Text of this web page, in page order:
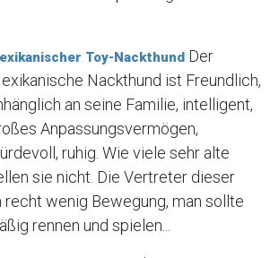
Toy-Nackthund Der
Nackthund ist Freundlich,
an seine Familie, intelligent,
Anpassungsvermögen,
ruhig. Wie viele sehr alte
sie nicht. Die Vertreter dieser
recht wenig Bewegung, man sollte
rennen und spielen...